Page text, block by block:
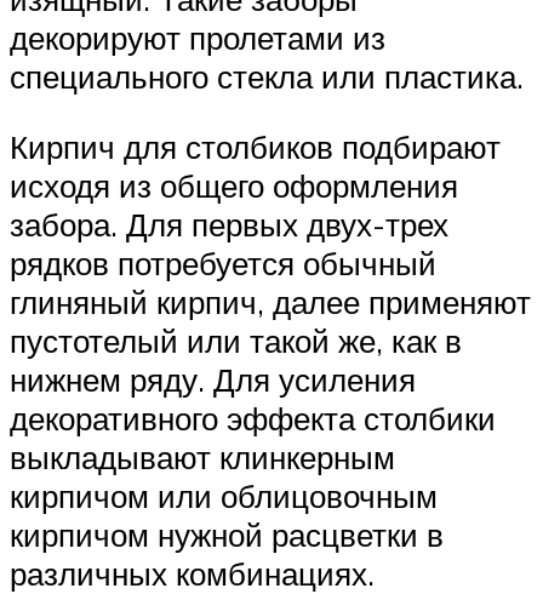
декорируют пролетами из
специального стекла или пластика.
Кирпич для столбиков подбирают
исходя из общего оформления
забора. Для первых двух-трех
рядков потребуется обычный
глиняный кирпич, далее применяют
пустотелый или такой же, как в
нижнем ряду. Для усиления
декоративного эффекта столбики
выкладывают клинкерным
кирпичом или облицовочным
кирпичом нужной расцветки в
различных комбинациях.